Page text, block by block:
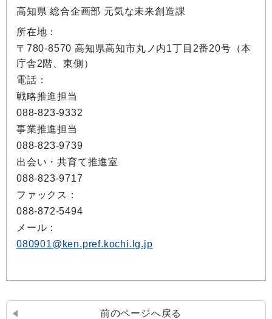
高知県 総合企画部 元気な未来創造課
所在地：
〒780-8570 高知県高知市丸ノ内1丁目2番20号（本
庁舎2階、東側）
電話：
戦略推進担当
088-823-9332
事業推進担当
088-823-9739
出会い・共育て推進室
088-823-9717
ファックス：
088-872-5494
メール：
080901@ken.pref.kochi.lg.jp
前のページへ戻る